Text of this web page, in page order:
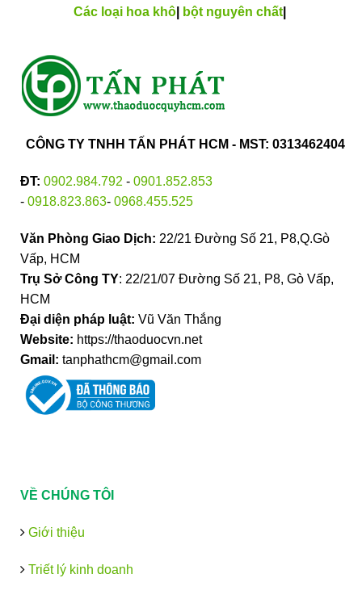
Các loại hoa khô| bột nguyên chất|
CÔNG TY TNHH TẤN PHÁT HCM - MST: 0313462404
ĐT: 0902.984.792 - 0901.852.853
- 0918.823.863- 0968.455.525
Văn Phòng Giao Dịch: 22/21 Đường Số 21, P8,Q.Gò
Vấp, HCM
Trụ Sở Công TY: 22/21/07 Đường Số 21, P8, Gò Vấp,
HCM
Đại diện pháp luật: Vũ Văn Thắng
Website: https://thaoduocvn.net
Gmail: tanphathcm@gmail.com
VỀ CHÚNG TÔI
Giới thiệu
Triết lý kinh doanh